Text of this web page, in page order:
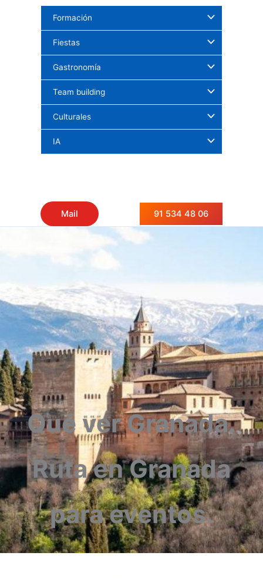
Formación
Fiestas
Gastronomía
Team building
Culturales
IA
Mail 91 534 48 06
Qué ver Granada.
Ruta en Granada
para eventos.